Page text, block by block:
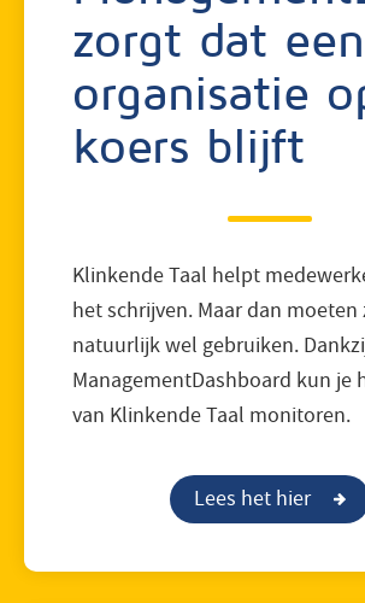
zorgt dat een
organisatie
koers blijft
Klinkende Taal helpt
het schrijven. Maar dan moeten
natuurlijk wel gebruiken.
ManagementDashboard kun je
van Klinkende Taal monitoren.
Lees het hier